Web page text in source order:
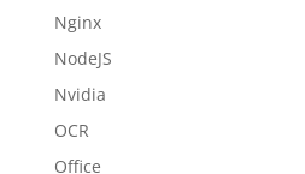
Nginx
NodeJS
Nvidia
OCR
Office